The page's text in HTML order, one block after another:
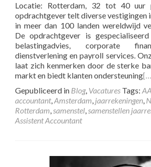
Locatie: Rotterdam, 32 tot 40 uur
opdrachtgever telt diverse vestigingen
in meer dan 100 landen wereldwijd
De opdrachtgever is
belastingadvies, corporate
dienstverlening en payroll services.
laat zich kenmerken door de sterke
markt en biedt klanten ondersteuning
Gepubliceerd in Blog, Vacatures Tags: AA
accountant,Amsterdam, jaarrekeningen,
Rotterdam,samenstel,samenstellen
Assistent Accountant